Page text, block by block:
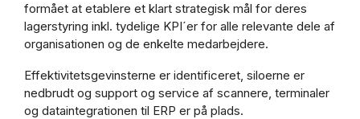
formået at etablere et klart strategisk mål for deres
lagerstyring inkl. tydelige KPI´er for alle relevante dele af
organisationen og de enkelte medarbejdere.
Effektivitetsgevinsterne er identificeret, siloerne er
nedbrudt og support og service af scannere, terminaler
og dataintegrationen til ERP er på plads.